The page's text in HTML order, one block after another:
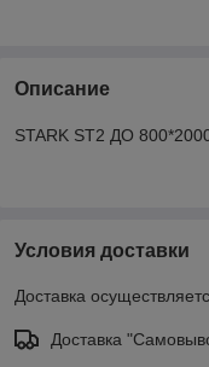
Описание
STARK ST2 ДО
Условия доставки
Доставка
Доставка